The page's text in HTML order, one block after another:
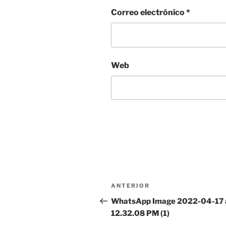
Correo electrónico*
Web
Navegación
de
entradas
Entrada
anterior:
ANTERIOR
WhatsApp Image 2022-04-17
12.32.08 PM (1)